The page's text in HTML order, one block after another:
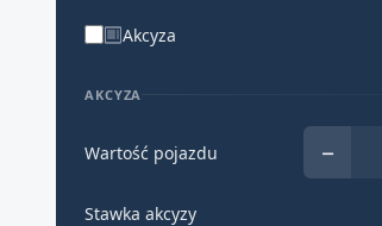
Akcyza
AKCYZA
Wartość pojazdu −
Stawka akcyzy